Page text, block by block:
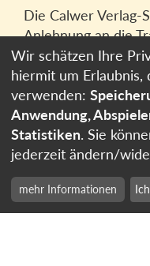
Die Calwer Verlag-
Anlehnung an die
gegründeten
heutigen Calwer
GmbHin Stuttgart.
Impressum
Cookie-
Wir schätzen Ihre
hiermit um Erlaubnis,
verwenden:
Anwendung,
Statistiken. Sie
jederzeit ändern/
mehr Informationen